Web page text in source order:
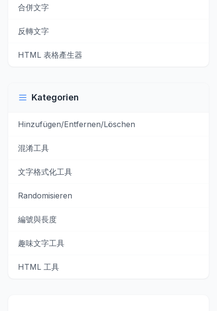
合併文字
反轉文字
HTML 表格產生器
Kategorien
Hinzufügen/Entfernen/Löschen
混淆工具
文字格式化工具
Randomisieren
編號與長度
趣味文字工具
HTML 工具